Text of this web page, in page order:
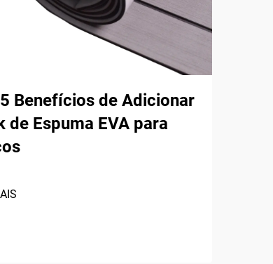
Benefícios de Adicionar
de Espuma EVA para